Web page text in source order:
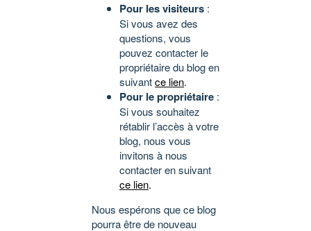
Pour les visiteurs :
Si vous avez des
questions, vous
pouvez contacter le
propriétaire du blog en
suivantce lien.
Pour le propriétaire :
Si vous souhaitez
rétablir l’accès à votre
blog, nous vous
invitons à nous
contacter en suivant
ce lien.
Nous espérons que ce blog
pourra être de nouveau